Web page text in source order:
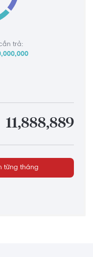
trả:
11,888,889
từng tháng